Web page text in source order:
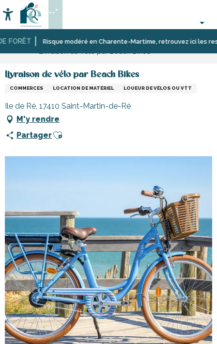
au
contenu
principal
Risque modéré en Charente-Martime, retrouvez ici les
Accessibilité
Recherche
--°
Accueil S’informerCommerces,
services
Livraison de vélo par Beach Bikes
COMMERCES LOCATION DE MATÉRIEL LOUEUR DE VÉLOS OU VTT
Ile de Ré, 17410 Saint-Martin-de-Ré
M'y rendre
PartagerAjouter aux favoris